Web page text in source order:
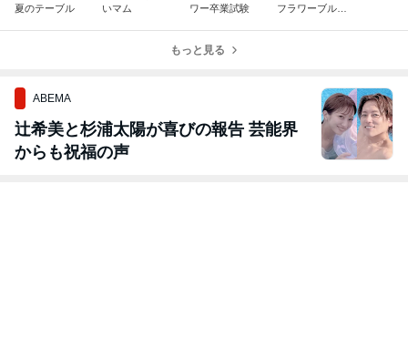
夏のテーブル いマム ワー卒業試験
フラワーブルー
もっと見る
ABEMA
辻希美と杉浦太陽が喜びの報告 芸能界
からも祝福の声